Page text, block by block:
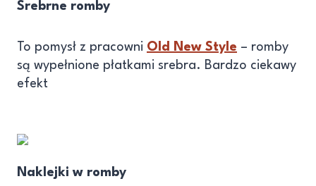
Srebrne romby
To pomysł z pracowni Old New Style – romby
są wypełnione płatkami srebra. Bardzo ciekawy
efekt
Naklejki w romby